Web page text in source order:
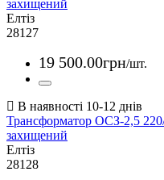
захищений
Елтіз
28127
19 500.00грн/шт.
Трансформатор ОСЗ-2,5
захищений
Елтіз
28128